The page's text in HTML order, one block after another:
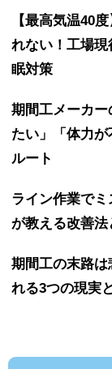
【最高気温40
れない！工場
眠対策
期間工メーカ
たい」「体力
ルート
ライン作業で
が教える改善法
期間工の末路
れる3つの現実